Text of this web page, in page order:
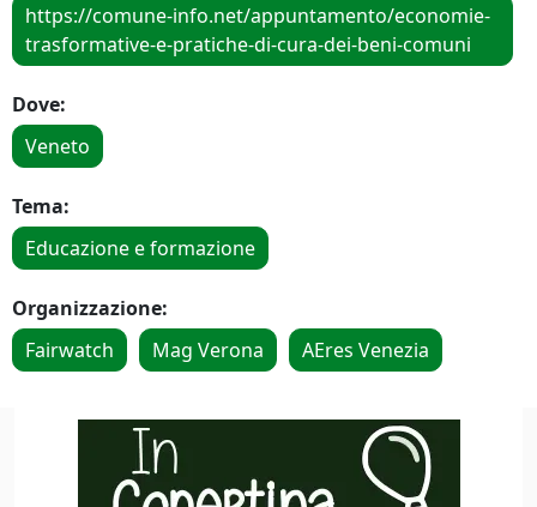
https://comune-info.net/appuntamento/economie-
trasformative-e-pratiche-di-cura-dei-beni-comuni
Dove:
Veneto
Tema:
Educazione e formazione
Organizzazione:
Fairwatch
Mag Verona AEres Venezia